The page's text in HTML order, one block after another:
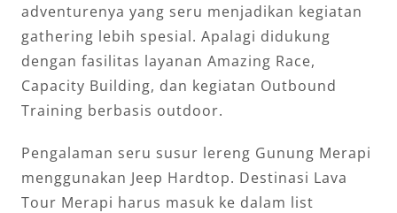
adventurenya yang seru menjadikan kegiatan
gathering lebih spesial. Apalagi didukung
dengan fasilitas layanan Amazing Race,
Capacity Building, dan kegiatan Outbound
Training berbasis outdoor.
Pengalaman seru susur lereng Gunung Merapi
menggunakan Jeep Hardtop. Destinasi Lava
Tour Merapi harus masuk ke dalam list